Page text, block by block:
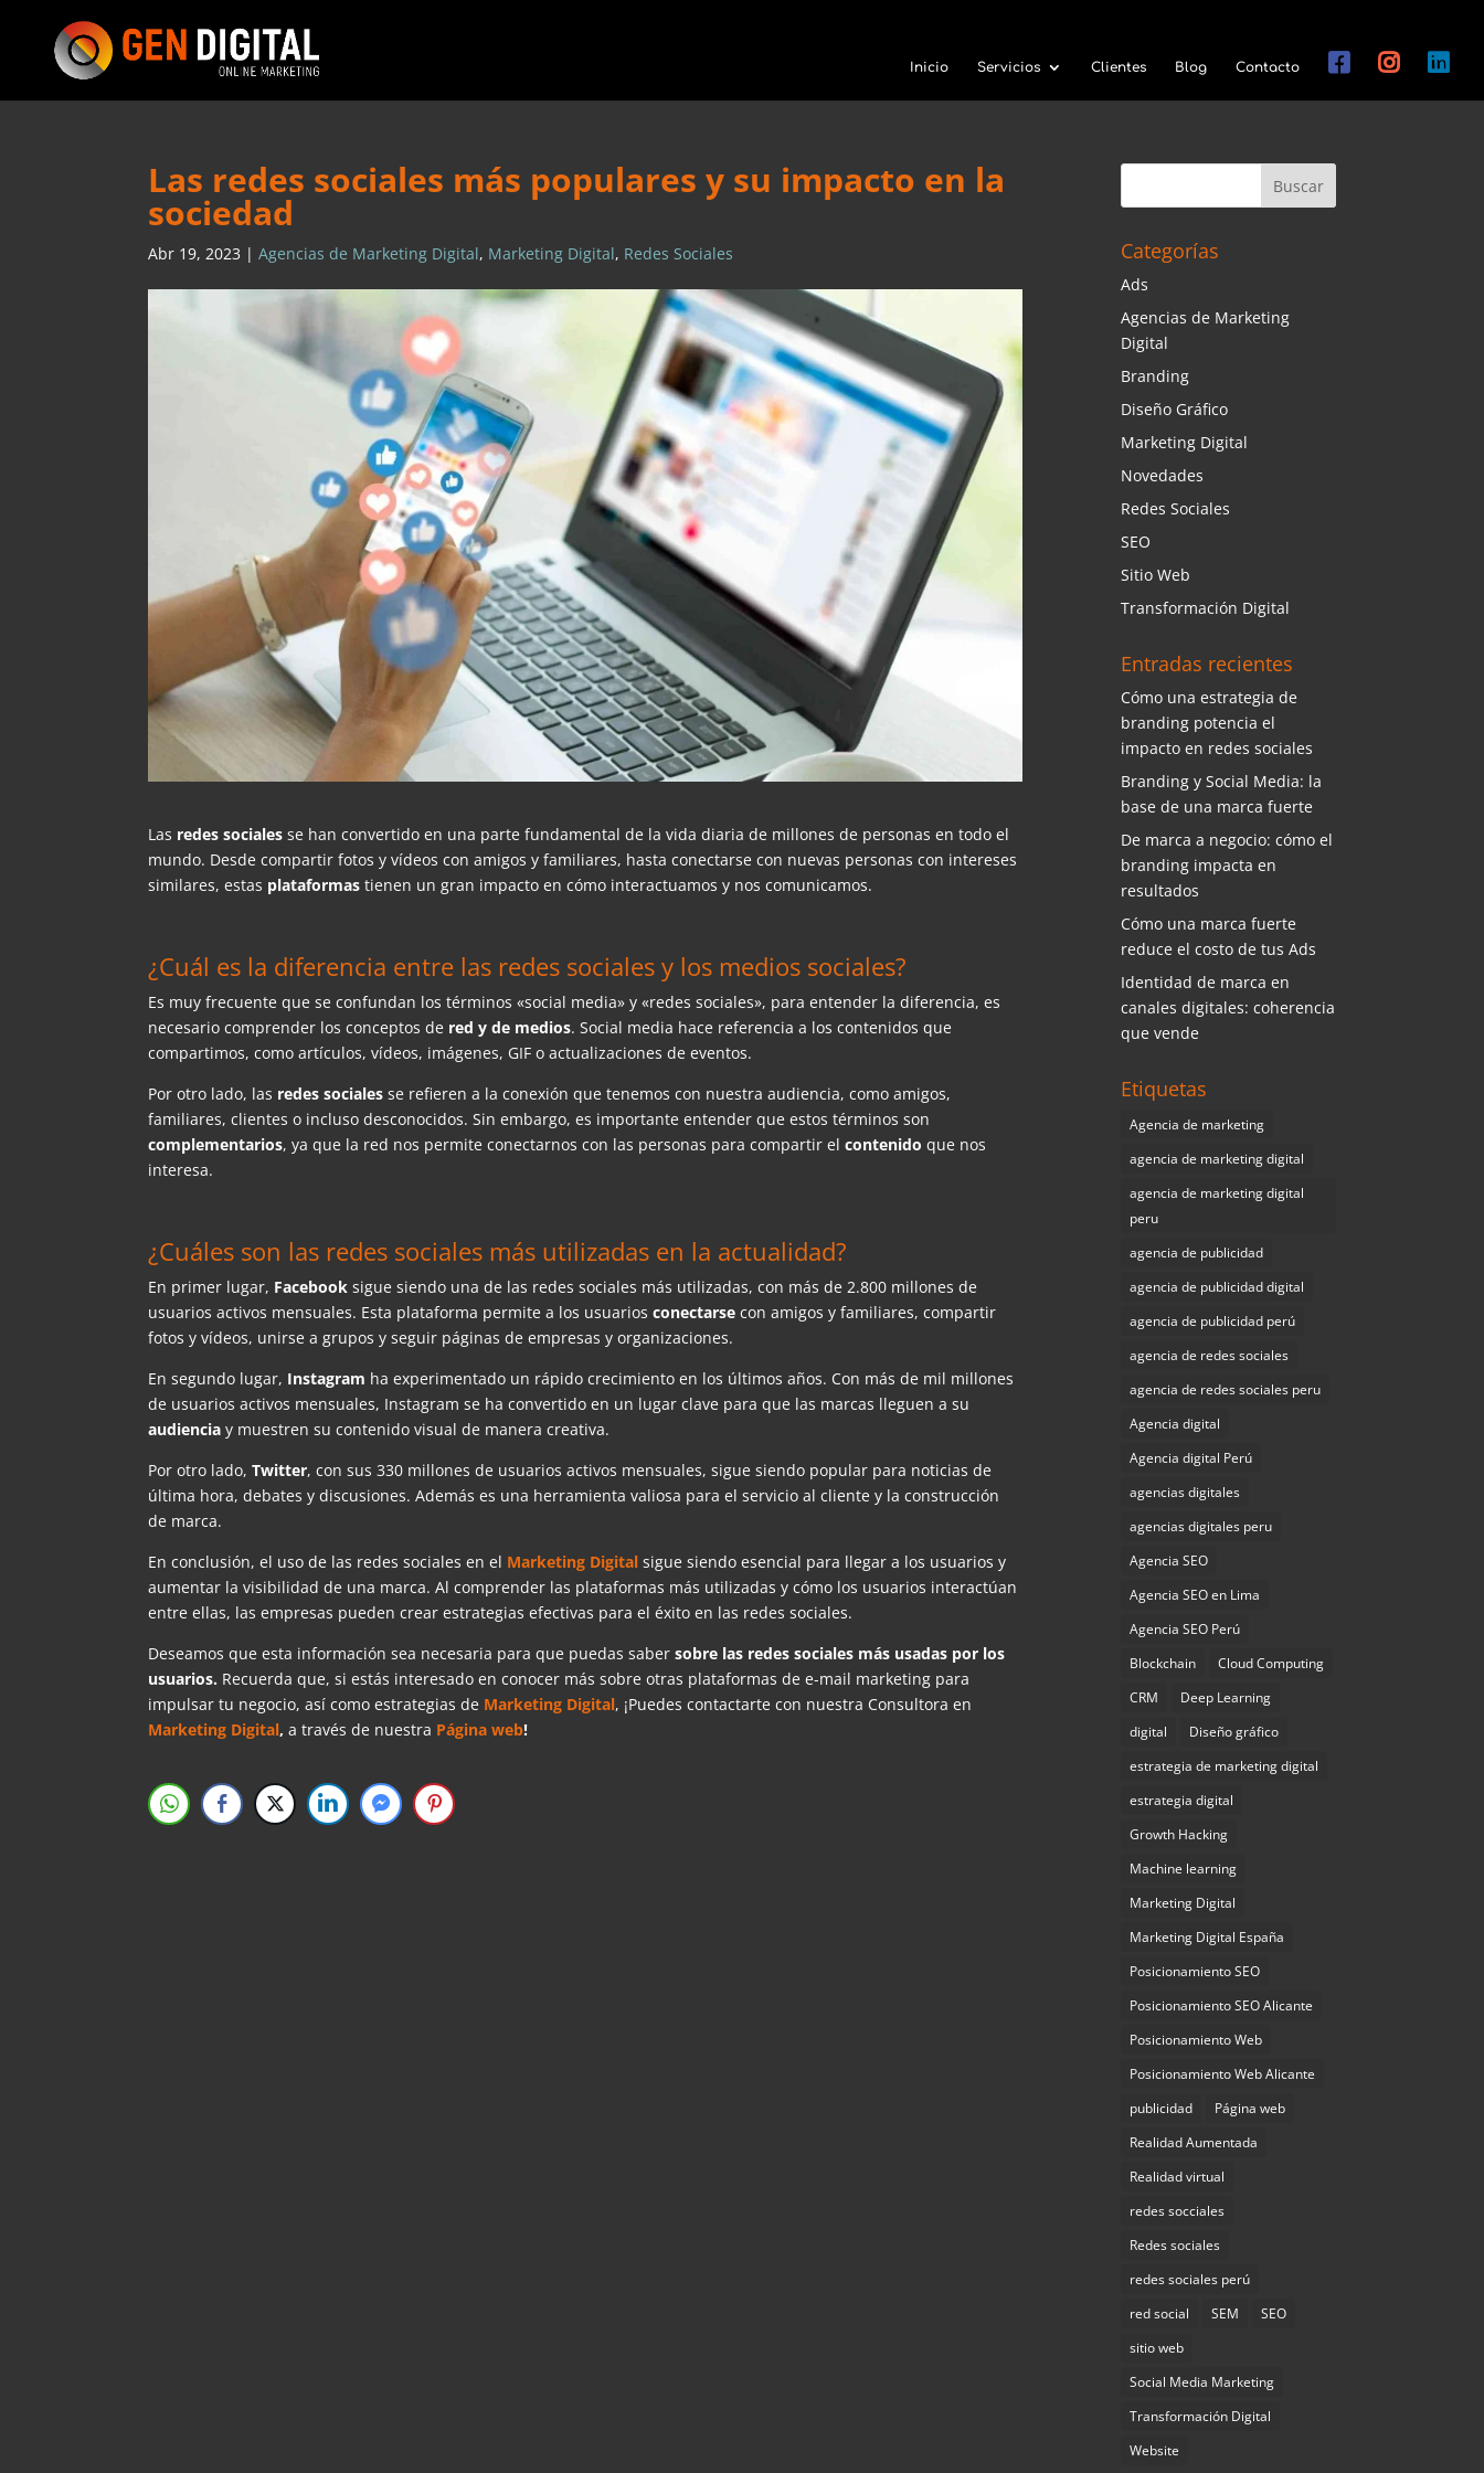
Inicio Servicios Clientes Blog Contacto
Las redes sociales más populares y su impacto en la
sociedad
Abr 19, 2023 |Agencias de Marketing Digital, Marketing Digital, Redes Sociales
Las redes sociales se han convertido en una parte fundamental de la vida diaria de millones de personas en todo el
mundo. Desde compartir fotos y vídeos con amigos y familiares, hasta conectarse con nuevas personas con intereses
similares, estas plataformastienen un gran impacto en cómo interactuamos y nos comunicamos.
¿Cuál es la diferencia entre las redes sociales y los medios sociales?
Es muy frecuente que se confundan los términos «social media» y «redes sociales», para entender la diferencia, es
necesario comprender los conceptos de red y de medios. Social media hace referencia a los contenidos que
compartimos, como artículos, vídeos, imágenes, GIF o actualizaciones de eventos.
Por otro lado, las redes sociales se refieren a la conexión que tenemos con nuestra audiencia, como amigos,
familiares, clientes o incluso desconocidos. Sin embargo, es importante entender que estos términos son
complementarios, ya que la red nos permite conectarnos con las personas para compartir elcontenidoque nos
interesa.
¿Cuáles son las redes sociales más utilizadas en la actualidad?
En primer lugar, Facebooksigue siendo una de las redes sociales más utilizadas, con más de 2.800 millones de
usuarios activos mensuales. Esta plataforma permite a los usuariosconectarsecon amigos y familiares, compartir
fotos y vídeos, unirse a grupos y seguir páginas de empresas y organizaciones.
En segundo lugar, Instagram ha experimentado un rápido crecimiento en los últimos años. Con más de mil millones
de usuarios activos mensuales, Instagram se ha convertido en un lugar clave para que las marcas lleguen a su
audienciay muestren su contenido visual de manera creativa.
Por otro lado,Twitter, con sus 330 millones de usuarios activos mensuales, sigue siendo popular para noticias de
última hora, debates y discusiones. Además es una herramienta valiosa para el servicio al cliente y la construcción
de marca.
En conclusión, el uso de las redes sociales en el Marketing Digital sigue siendo esencial para llegar a los usuarios y
aumentar la visibilidad de una marca. Al comprender las plataformas más utilizadas y cómo los usuarios interactúan
entre ellas, las empresas pueden crear estrategias efectivas para el éxito en las redes sociales.
Deseamos que esta información sea necesaria para que puedas sabersobre las redes sociales más usadas por los
usuarios. Recuerda que, si estás interesado en conocer más sobre otras plataformas de e-mail marketing para
impulsar tu negocio, así como estrategias de Marketing Digital, ¡Puedes contactarte con nuestra Consultora en
Marketing Digital, a través de nuestra Página web!
Categorías
Ads
Agencias de Marketing
Digital
Branding
Diseño Gráfico
Marketing Digital
Novedades
Redes Sociales
SEO
Sitio Web
Transformación Digital
Entradas recientes
Cómo una estrategia de
branding potencia el
impacto en redes sociales
Branding y Social Media: la
base de una marca fuerte
De marca a negocio: cómo el
branding impacta en
resultados
Cómo una marca fuerte
reduce el costo de tus Ads
Identidad de marca en
canales digitales: coherencia
que vende
Etiquetas
Agencia de marketing
agencia de marketing digital
agencia de marketing digital
peru
agencia de publicidad
agencia de publicidad digital
agencia de publicidad perú
agencia de redes sociales
agencia de redes sociales peru
Agencia digital
Agencia digital Perú
agencias digitales
agencias digitales peru
Agencia SEO
Agencia SEO en Lima
Agencia SEO Perú
Blockchain
Cloud Computing
CRM
Deep Learning
digital
Diseño gráfico
estrategia de marketing digital
estrategia digital
Growth Hacking
Machine learning
Marketing Digital
Marketing Digital España
Posicionamiento SEO
Posicionamiento SEO Alicante
Posicionamiento Web
Posicionamiento Web Alicante
publicidad
Página web
Realidad Aumentada
Realidad virtual
redes socciales
Redes sociales
redes sociales perú
red social
SEM
SEO
sitio web
Social Media Marketing
Transformación Digital
Website